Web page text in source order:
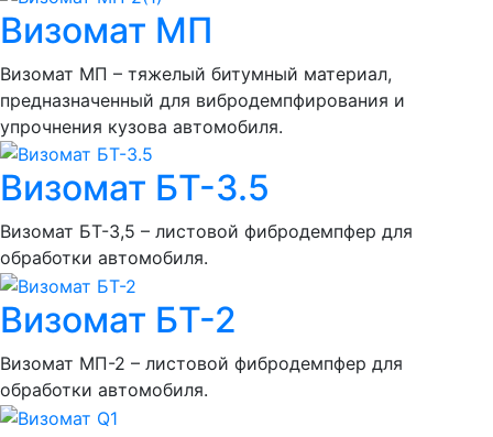
Визомат МП
Визомат МП – тяжелый битумный материал,
предназначенный для вибродемпфирования и
упрочнения кузова автомобиля.
Визомат БТ-3.5
Визомат БТ-3,5 – листовой фибродемпфер для
обработки автомобиля.
Визомат БТ-2
Визомат МП-2 – листовой фибродемпфер для
обработки автомобиля.